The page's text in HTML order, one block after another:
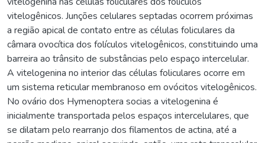
vitelogênicos. Junções celulares septadas ocorrem próximas
a região apical de contato entre as células foliculares da
câmara ovocítica dos folículos vitelogênicos, constituindo uma
barreira ao trânsito de substâncias pelo espaço intercelular.
A vitelogenina no interior das células foliculares ocorre em
um sistema reticular membranoso em ovócitos vitelogênicos.
No ovário dos Hymenoptera socias a vitelogenina é
inicialmente transportada pelos espaços intercelulares, que
se dilatam pelo rearranjo dos filamentos de actina, até a